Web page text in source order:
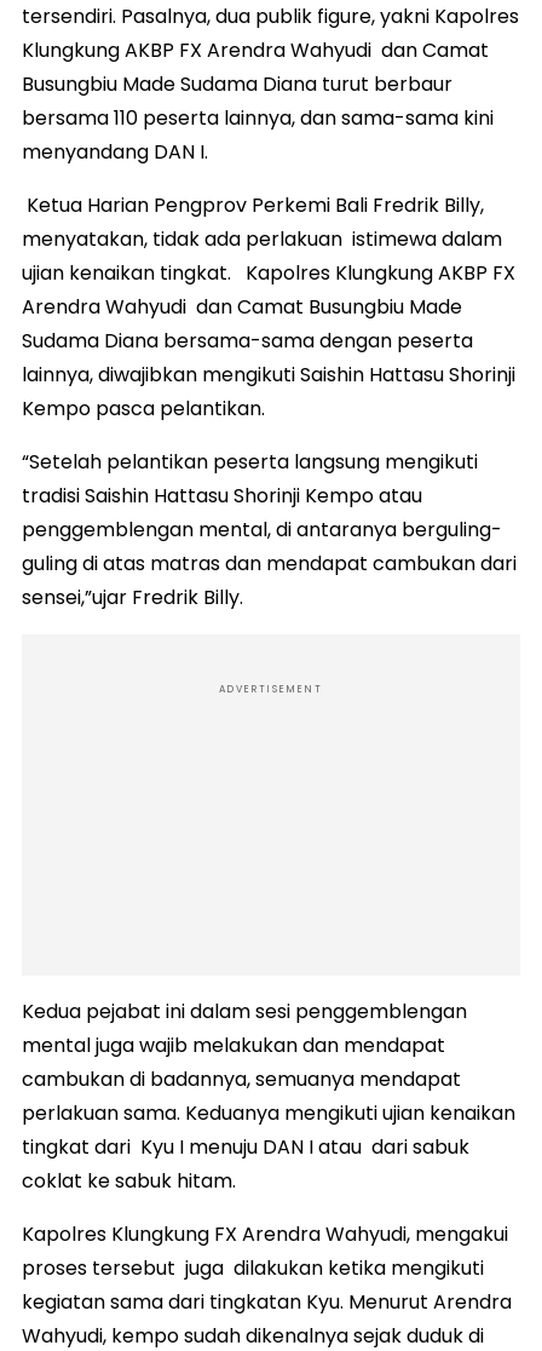
tersendiri. Pasalnya, dua publik figure, yakni Kapolres
Klungkung AKBP FX Arendra Wahyudi dan Camat
Busungbiu Made Sudama Diana turut berbaur
bersama 110 peserta lainnya, dan sama-sama kini
menyandang DAN I.
Ketua Harian Pengprov Perkemi Bali Fredrik Billy,
menyatakan, tidak ada perlakuan istimewa dalam
ujian kenaikan tingkat. Kapolres Klungkung AKBP FX
Arendra Wahyudi dan Camat Busungbiu Made
Sudama Diana bersama-sama dengan peserta
lainnya, diwajibkan mengikuti Saishin Hattasu Shorinji
Kempo pasca pelantikan.
“Setelah pelantikan peserta langsung mengikuti
tradisi Saishin Hattasu Shorinji Kempo atau
penggemblengan mental, di antaranya berguling-
guling di atas matras dan mendapat cambukan dari
sensei,”ujar Fredrik Billy.
ADVERTISEMENT
Kedua pejabat ini dalam sesi penggemblengan
mental juga wajib melakukan dan mendapat
cambukan di badannya, semuanya mendapat
perlakuan sama. Keduanya mengikuti ujian kenaikan
tingkat dari Kyu I menuju DAN I atau dari sabuk
coklat ke sabuk hitam.
Kapolres Klungkung FX Arendra Wahyudi, mengakui
proses tersebut juga dilakukan ketika mengikuti
kegiatan sama dari tingkatan Kyu. Menurut Arendra
Wahyudi, kempo sudah dikenalnya sejak duduk di